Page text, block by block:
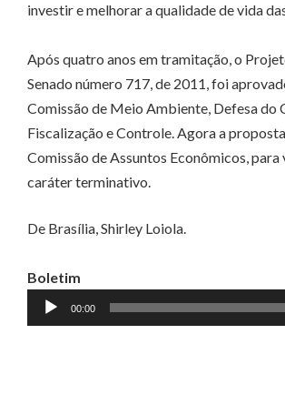
investir e melhorar a qualidade de vida
Após quatro anos em tramitação, o
Senado número 717, de 2011, foi
Comissão de Meio Ambiente, Defesa do
Fiscalização e Controle. Agora a
Comissão de Assuntos Econômicos, para
caráter terminativo.
De Brasília, Shirley Loiola.
Boletim
Tocador
de
00:00